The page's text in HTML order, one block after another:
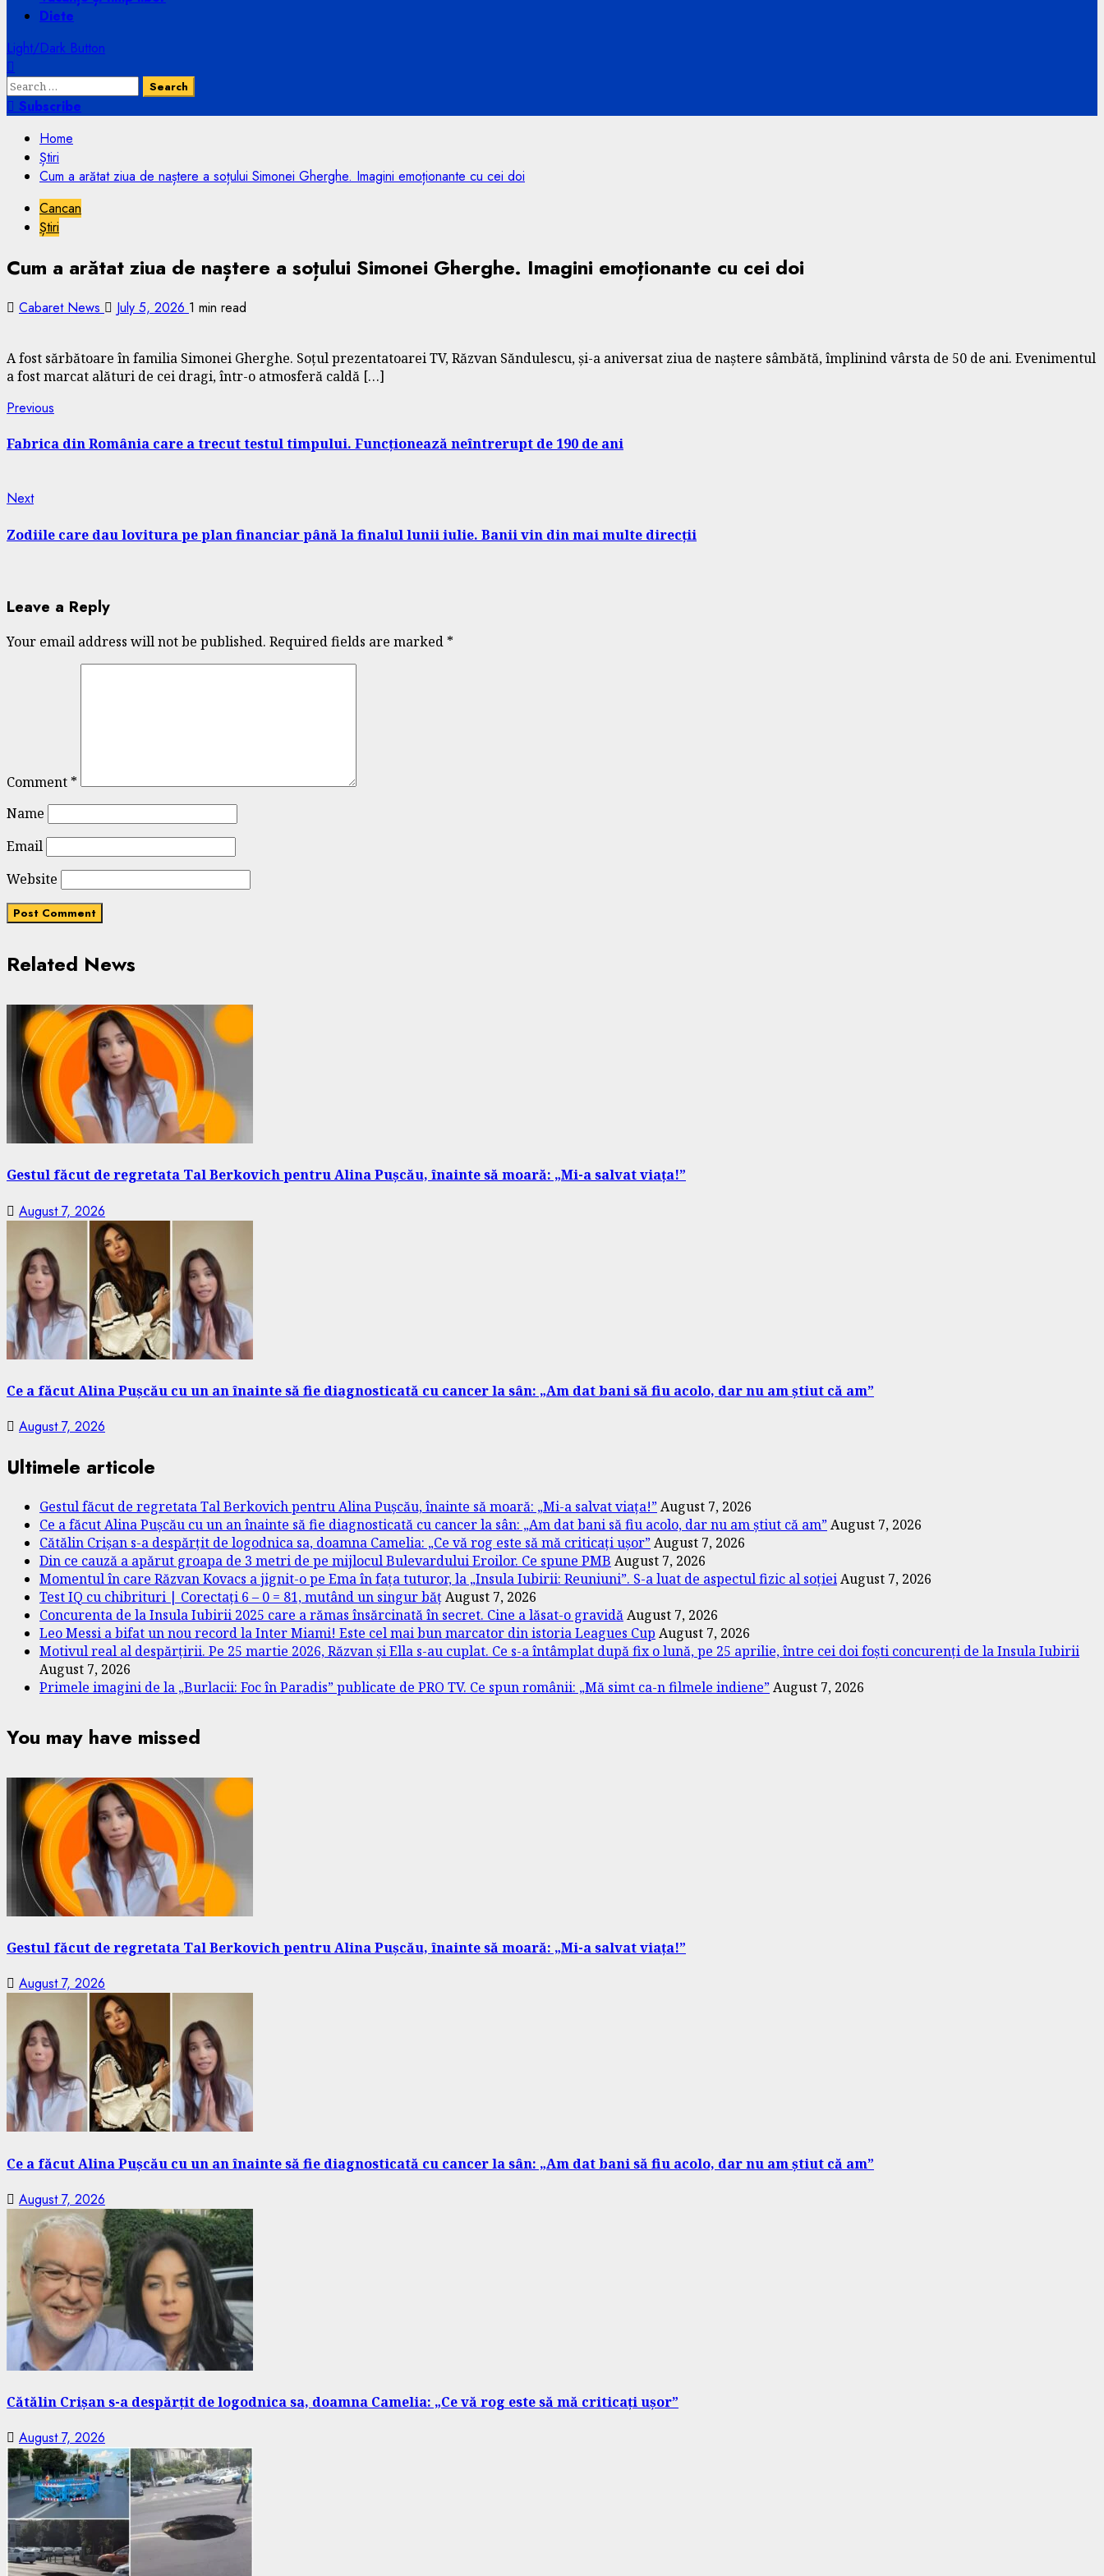
Diete
Light/Dark Button
Search
for:Subscribe
Home
Știri
Cum a arătat ziua de naștere a soțului Simonei Gherghe. Imagini emoționante cu cei doi
Cancan
Știri
Cum a arătat ziua de naștere a soțului Simonei Gherghe. Imagini emoționante cu cei doi
Cabaret News July 5, 2026 1 min read
A fost sărbătoare în familia Simonei Gherghe. Soțul prezentatoarei TV, Răzvan Săndulescu, și-a aniversat ziua de naștere sâmbătă, împlinind vârsta de 50 de ani. Evenimentul
a fost marcat alături de cei dragi, într-o atmosferă caldă […]
Continue
Reading
Previous
Fabrica din România care a trecut testul timpului. Funcționează neîntrerupt de 190 de ani
NextNext
Zodiile care dau lovitura pe plan financiar până la finalul lunii iulie. Banii vin din mai multe direcții
Leave a Reply
Your email address will not be published. Required fields are marked *
Comment *
Name
Email
Website
Related News
Gestul făcut de regretata Tal Berkovich pentru Alina Pușcău, înainte să moară: „Mi-a salvat viața!”
August 7, 2026
Ce a făcut Alina Pușcău cu un an înainte să fie diagnosticată cu cancer la sân: „Am dat bani să fiu acolo, dar nu am știut că am”
August 7, 2026
Ultimele articole
Gestul făcut de regretata Tal Berkovich pentru Alina Pușcău, înainte să moară: „Mi-a salvat viața!”August 7, 2026
Ce a făcut Alina Pușcău cu un an înainte să fie diagnosticată cu cancer la sân: „Am dat bani să fiu acolo, dar nu am știut că am”August 7, 2026
Cătălin Crișan s-a despărțit de logodnica sa, doamna Camelia: „Ce vă rog este să mă criticați ușor”August 7, 2026
Din ce cauză a apărut groapa de 3 metri de pe mijlocul Bulevardului Eroilor. Ce spune PMB August 7, 2026
Momentul în care Răzvan Kovacs a jignit-o pe Ema în fața tuturor, la „Insula Iubirii: Reuniuni”. S-a luat de aspectul fizic al soțieiAugust 7, 2026
Test IQ cu chibrituri | Corectați 6 – 0 = 81, mutând un singur bățAugust 7, 2026
Concurenta de la Insula Iubirii 2025 care a rămas însărcinată în secret. Cine a lăsat-o gravidăAugust 7, 2026
Leo Messi a bifat un nou record la Inter Miami! Este cel mai bun marcator din istoria Leagues Cup August 7, 2026
Motivul real al despărțirii. Pe 25 martie 2026, Răzvan și Ella s-au cuplat. Ce s-a întâmplat după fix o lună, pe 25 aprilie, între cei doi foști concurenți de la Insula Iubirii
August 7, 2026
Primele imagini de la „Burlacii: Foc în Paradis” publicate de PRO TV. Ce spun românii: „Mă simt ca-n filmele indiene”August 7, 2026
You may have missed
Gestul făcut de regretata Tal Berkovich pentru Alina Pușcău, înainte să moară: „Mi-a salvat viața!”
August 7, 2026
Ce a făcut Alina Pușcău cu un an înainte să fie diagnosticată cu cancer la sân: „Am dat bani să fiu acolo, dar nu am știut că am”
August 7, 2026
Cătălin Crișan s-a despărțit de logodnica sa, doamna Camelia: „Ce vă rog este să mă criticați ușor”
August 7, 2026